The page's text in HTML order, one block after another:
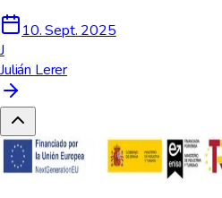
10. Sept. 2025
J
Julián Lerer